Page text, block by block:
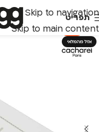
Skip to navigation
Skip to main content
תפריט
-20%
אזל מהמלאי